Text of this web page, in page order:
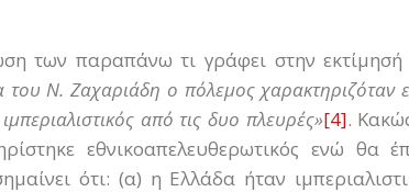
των παραπάνω τι γράφει στην
του Ν. Ζαχαριάδη ο πόλεμος χαρακτηριζόταν
από τις δυο πλευρές»[4].
εθνικοαπελευθερωτικός ενώ θα
ότι: (α) η Ελλάδα ήταν